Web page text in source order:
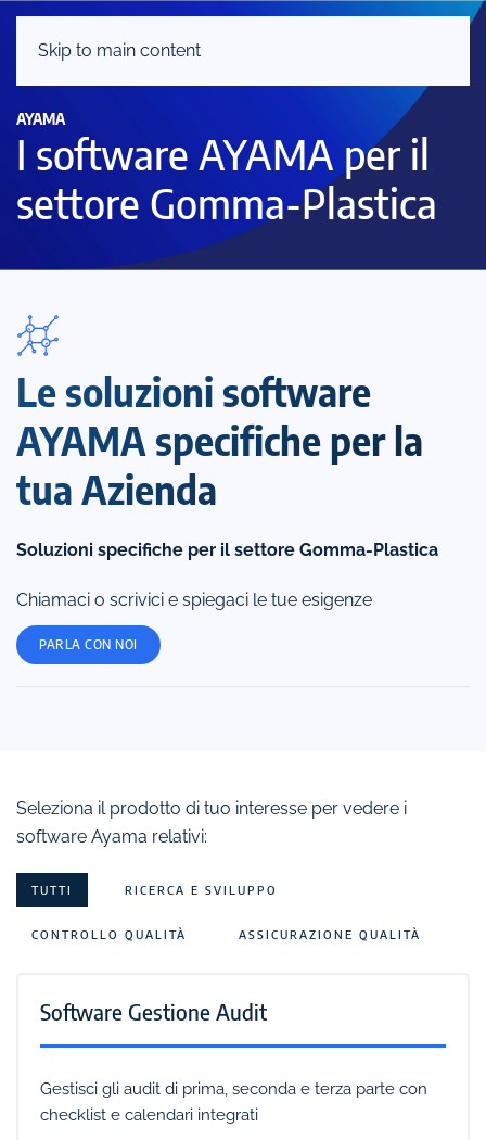
Skip to main content
AYAMA
I software AYAMA per il
settore Gomma-Plastica
Le soluzioni software
AYAMA specifiche per la
tua Azienda
Soluzioni specifiche per il settore Gomma-Plastica
Chiamaci o scrivici e spiegaci le tue esigenze
PARLA CON NOI
Seleziona il prodotto di tuo interesse per vedere i
software Ayama relativi:
TUTTI RICERCA E SVILUPPO
CONTROLLO QUALITÀ ASSICURAZIONE QUALITÀ
Software Gestione Audit
Gestisci gli audit di prima, seconda e terza parte con
checklist e calendari integrati